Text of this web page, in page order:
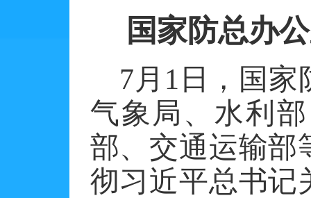
国家防总办
7 月 1 日，国
气象局、水利
部、交通运输部
彻习近平总书记